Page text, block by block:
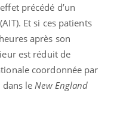
précédé d’un
Et si ces patients
après son
est réduit de
coordonnée par
dans le New England